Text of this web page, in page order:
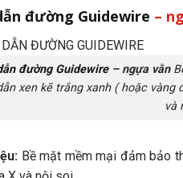
đường Guidewire –
đường Guidewire– ngựa vằn
xen kẽ trắng xanh ( hoặc
và
Bề mặt mềm mại đảm bảo